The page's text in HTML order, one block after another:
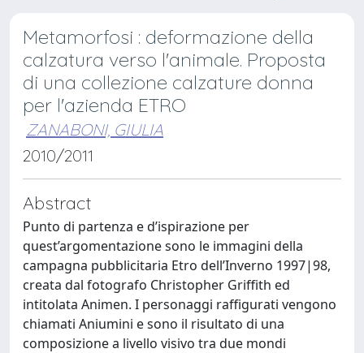
Metamorfosi : deformazione della
calzatura verso l'animale. Proposta
di una collezione calzature donna
per l'azienda ETRO
ZANABONI, GIULIA
2010/2011
Abstract
Punto di partenza e d’ispirazione per
quest’argomentazione sono le immagini della
campagna pubblicitaria Etro dell’Inverno 1997|98,
creata dal fotografo Christopher Griffith ed
intitolata Animen. I personaggi raffigurati vengono
chiamati Aniumini e sono il risultato di una
composizione a livello visivo tra due mondi